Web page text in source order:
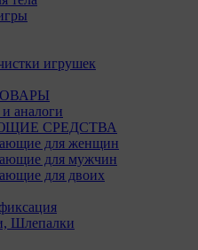
игрушек
аналоги
СРЕДСТВА
для женщин
для мужчин
для двоих
Шлепалки
с
используем их для
данных.
куки для исполнения
(уполномоченным
определять
сайта. Компании,
статистических